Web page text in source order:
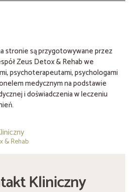
stronie są przygotowywane przez
Zeus Detox & Rehab we
psychoterapeutami, psychologami
medycznym na podstawie
i doświadczenia w leczeniu
& Rehab
Kliniczny